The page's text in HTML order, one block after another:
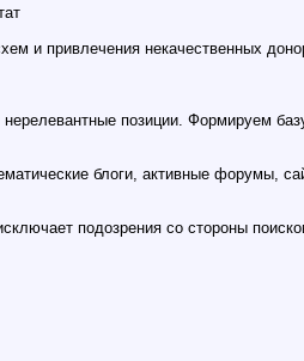
и привлечения некачественных
позиции. Формируем
блоги, активные форумы,
подозрения со стороны